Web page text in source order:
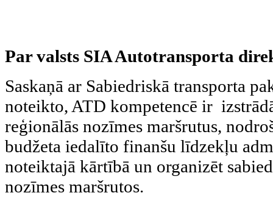
Par valsts SIA Autotransporta
Saskaņā ar Sabiedriskā transporta
noteikto, ATD kompetencē ir
reģionālās nozīmes maršrutus,
budžeta iedalīto finanšu līdzekļu
noteiktajā kārtībā un organizēt
nozīmes maršrutos.